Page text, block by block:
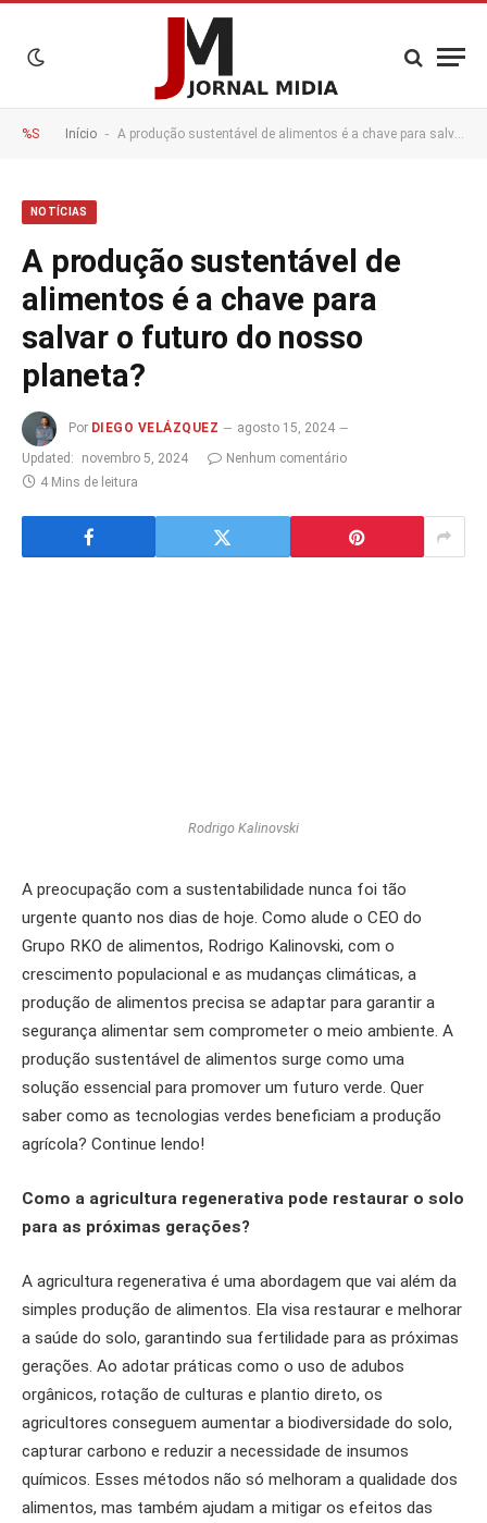
%S Início - A produção sustentável de alimentos é a chave para salvar o futuro do nosso planeta?
NOTÍCIAS
A produção sustentável de
alimentos é a chave para
salvar o futuro do nosso
planeta?
Por DIEGO VELÁZQUEZ
agosto 15, 2024
Updated:
novembro 5, 2024
Nenhum comentário
4 Mins de leitura
Rodrigo Kalinovski
A preocupação com a sustentabilidade nunca foi tão
urgente quanto nos dias de hoje. Como alude o CEO do
Grupo RKO de alimentos, Rodrigo Kalinovski, com o
crescimento populacional e as mudanças climáticas, a
produção de alimentos precisa se adaptar para garantir a
segurança alimentar sem comprometer o meio ambiente. A
produção sustentável de alimentos surge como uma
solução essencial para promover um futuro verde. Quer
saber como as tecnologias verdes beneficiam a produção
agrícola? Continue lendo!
Como a agricultura regenerativa pode restaurar o solo
para as próximas gerações?
A agricultura regenerativa é uma abordagem que vai além da
simples produção de alimentos. Ela visa restaurar e melhorar
a saúde do solo, garantindo sua fertilidade para as próximas
gerações. Ao adotar práticas como o uso de adubos
orgânicos, rotação de culturas e plantio direto, os
agricultores conseguem aumentar a biodiversidade do solo,
capturar carbono e reduzir a necessidade de insumos
químicos. Esses métodos não só melhoram a qualidade dos
alimentos, mas também ajudam a mitigar os efeitos das